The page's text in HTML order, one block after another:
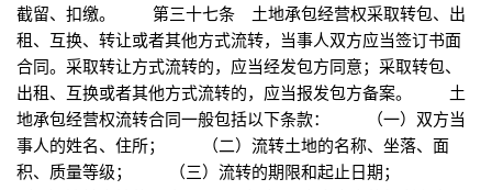
截留、扣缴。 第三十七条 土地承包经营权采取转包、出
租、互换、转让或者其他方式流转，当事人双方应当签订书面
合同。采取转让方式流转的，应当经发包方同意；采取转包、
出租、互换或者其他方式流转的，应当报发包方备案。 土
地承包经营权流转合同一般包括以下条款： （一）双方当
事人的姓名、住所； （二）流转土地的名称、坐落、面
积、质量等级； （三）流转的期限和起止日期；